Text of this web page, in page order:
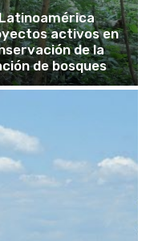
activos en
de la
de bosques